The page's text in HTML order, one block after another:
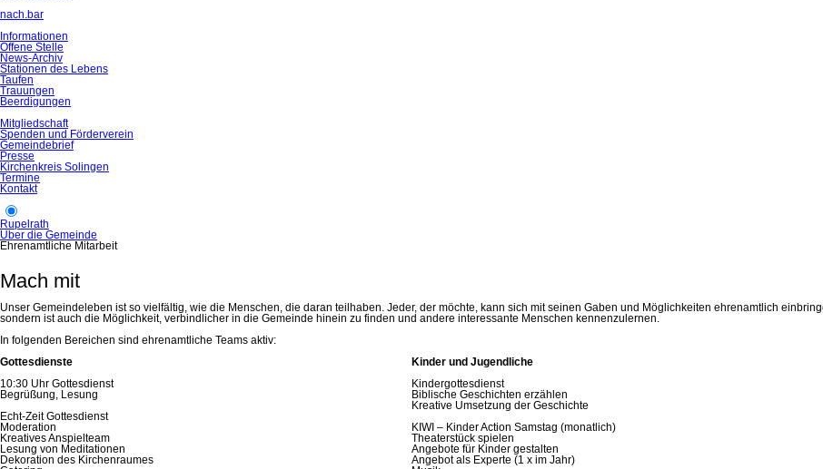
nach.bar
Informationen
Offene Stelle
News-Archiv
Stationen des Lebens
Taufen
Trauungen
Beerdigungen
Mitgliedschaft
Spenden und Förderverein
Gemeindebrief
Presse
Kirchenkreis Solingen
Termine
Kontakt
Rupelrath
Über die Gemeinde
Ehrenamtliche Mitarbeit
Mach mit
Unser Gemeindeleben ist so vielfältig, wie die Menschen, die daran teilhaben. Jeder, der möchte, kann sich mit seinen Gaben und Möglichkeiten ehrenamtlich
sondern ist auch die Möglichkeit, verbindlicher in die Gemeinde hinein zu finden und andere interessante Menschen kennenzulernen.
In folgenden Bereichen sind ehrenamtliche Teams aktiv:
Gottesdienste
10:30 Uhr Gottesdienst
Begrüßung, Lesung
Echt-Zeit Gottesdienst
Moderation
Kreatives Anspielteam
Lesung von Meditationen
Dekoration des Kirchenraumes
Kinder und Jugendliche
Kindergottesdienst
Biblische Geschichten erzählen
Kreative Umsetzung der Geschichte
KIWI – Kinder Action Samstag (monatlich)
Theaterstück spielen
Angebote für Kinder gestalten
Angebot als Experte (1 x im Jahr)